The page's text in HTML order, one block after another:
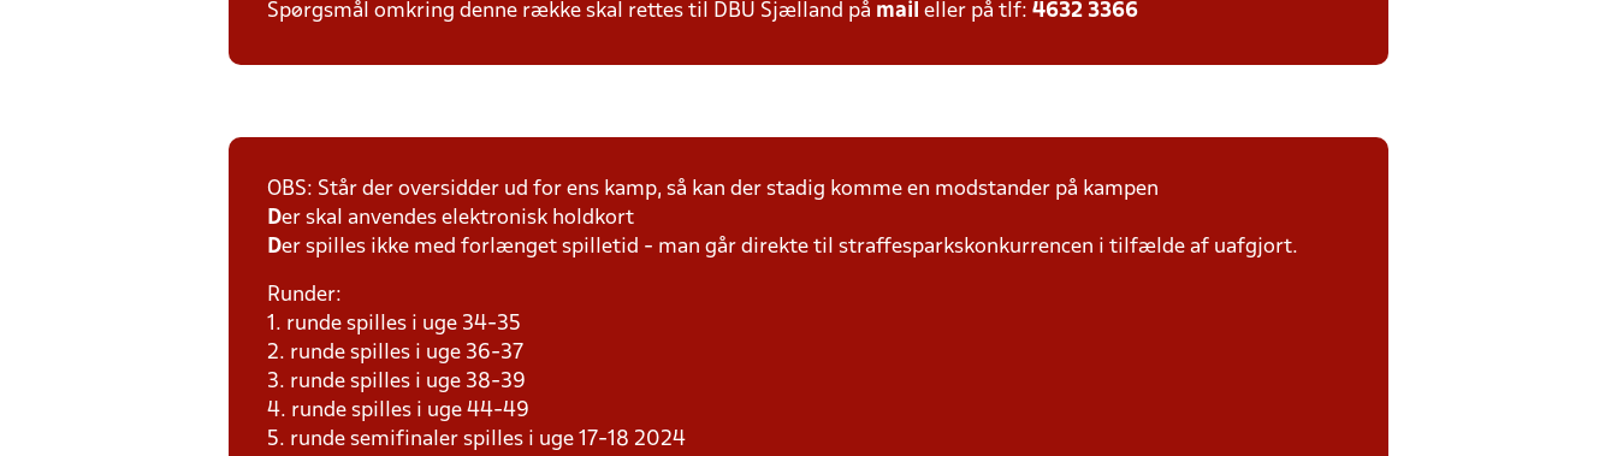
Spørgsmål omkring denne række skal rettes til DBU Sjælland på mail eller på tlf: 4632 3366
OBS: Står der oversidder ud for ens kamp, så kan der stadig komme en modstander på kampen
Der skal anvendes elektronisk holdkort
Der spilles ikke med forlænget spilletid - man går direkte til straffesparkskonkurrencen i tilfælde af uafgjort.
Runder:
1. runde spilles i uge 34-35
2. runde spilles i uge 36-37
3. runde spilles i uge 38-39
4. runde spilles i uge 44-49
5. runde semifinaler spilles i uge 17-18 2024